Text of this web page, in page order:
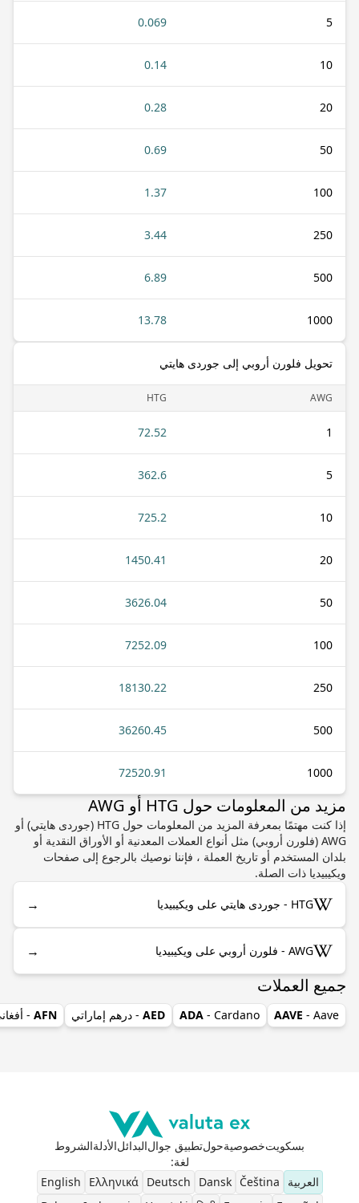
5
0.069
10
0.14
20
0.28
50
0.69
100
1.37
250
3.44
500
6.89
1000
13.78
تحويل فلورن أروبي إلى جوردى هايتي
AWG
HTG
1
72.52
5
362.6
10
725.2
20
1450.41
50
3626.04
100
7252.09
250
18130.22
500
36260.45
1000
72520.91
مزيد من المعلومات حول HTG أو AWG
إذا كنت مهتمًا بمعرفة المزيد من المعلومات حول HTG (جوردى هايتي) أو
AWG (فلورن أروبي) مثل أنواع العملات المعدنية أو الأوراق النقدية أو
بلدان المستخدم أو تاريخ العملة ، فإننا نوصيك بالرجوع إلى صفحات
ويكيبيديا ذات الصلة.
HTG - جوردى هايتي على ويكيبيديا →
AWG - فلورن أروبي على ويكيبيديا →
جميع العملات
AAVE - Aave
ADA - Cardano
AED - درهم إماراتي AFN
-
بسكويتخصوصيةحولتطبيق جوالالبدائلالأدلةالشروط
لغة:
العربية
Čeština
Dansk
Deutsch
Ελληνικά
English